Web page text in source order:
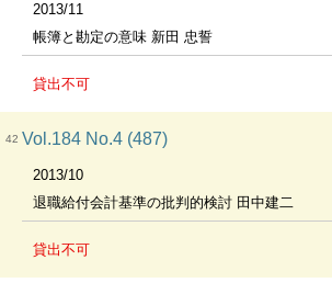
2013/11
帳簿と勘定の意味 新田 忠誓
貸出不可
42 Vol.184 No.4 (487)
2013/10
退職給付会計基準の批判的検討 田中建二
貸出不可